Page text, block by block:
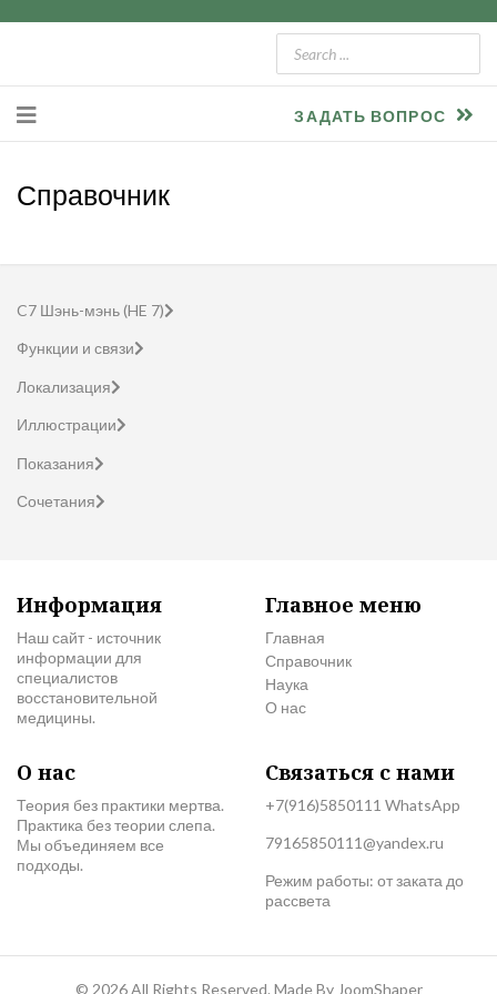
ЗАДАТЬ ВОПРОС
Справочник
C7 Шэнь-мэнь (HE 7)
Функции и связи
Локализация
Иллюстрации
Показания
Сочетания
Информация
Наш сайт - источник
информации для
специалистов
восстановительной
медицины.
Главное меню
Главная
Справочник
Наука
О нас
О нас
Теория без практики мертва.
Практика без теории слепа.
Мы объединяем все
подходы.
Связаться с нами
+7(916)5850111 WhatsApp
79165850111@yandex.ru
Режим работы: от заката до
рассвета
© 2026 All Rights Reserved. Made By JoomShaper